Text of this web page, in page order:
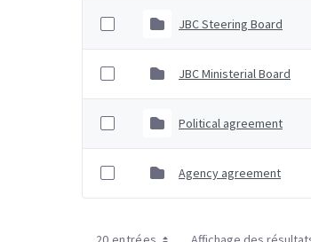
JBC Steering Board
JBC Ministerial Board
Political agreement
Agency agreement